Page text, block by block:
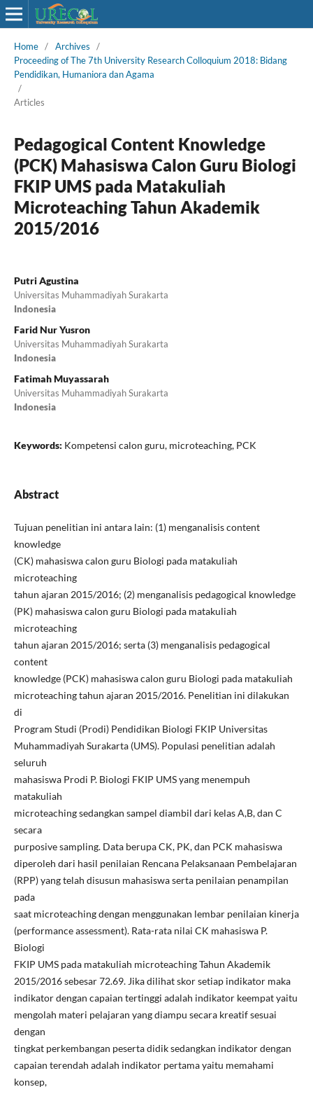
Home / Archives
/
Proceeding of The 7th University Research Colloquium 2018: Bidang
Pendidikan, Humaniora dan Agama
/
Articles
Pedagogical Content Knowledge
(PCK) Mahasiswa Calon Guru Biologi
FKIP UMS pada Matakuliah
Microteaching Tahun Akademik
2015/2016
Putri Agustina
Universitas Muhammadiyah Surakarta
Indonesia
Farid Nur Yusron
Universitas Muhammadiyah Surakarta
Indonesia
Fatimah Muyassarah
Universitas Muhammadiyah Surakarta
Indonesia
Keywords: Kompetensi calon guru, microteaching, PCK
Abstract
Tujuan penelitian ini antara lain: (1) menganalisis content
knowledge
(CK) mahasiswa calon guru Biologi pada matakuliah
microteaching
tahun ajaran 2015/2016; (2) menganalisis pedagogical knowledge
(PK) mahasiswa calon guru Biologi pada matakuliah
microteaching
tahun ajaran 2015/2016; serta (3) menganalisis pedagogical
content
knowledge (PCK) mahasiswa calon guru Biologi pada matakuliah
microteaching tahun ajaran 2015/2016. Penelitian ini dilakukan
di
Program Studi (Prodi) Pendidikan Biologi FKIP Universitas
Muhammadiyah Surakarta (UMS). Populasi penelitian adalah
seluruh
mahasiswa Prodi P. Biologi FKIP UMS yang menempuh
matakuliah
microteaching sedangkan sampel diambil dari kelas A,B, dan C
secara
purposive sampling. Data berupa CK, PK, dan PCK mahasiswa
diperoleh dari hasil penilaian Rencana Pelaksanaan Pembelajaran
(RPP) yang telah disusun mahasiswa serta penilaian penampilan
pada
saat microteaching dengan menggunakan lembar penilaian kinerja
(performance assessment). Rata-rata nilai CK mahasiswa P.
Biologi
FKIP UMS pada matakuliah microteaching Tahun Akademik
2015/2016 sebesar 72.69. Jika dilihat skor setiap indikator maka
indikator dengan capaian tertinggi adalah indikator keempat yaitu
mengolah materi pelajaran yang diampu secara kreatif sesuai
dengan
tingkat perkembangan peserta didik sedangkan indikator dengan
capaian terendah adalah indikator pertama yaitu memahami
konsep,